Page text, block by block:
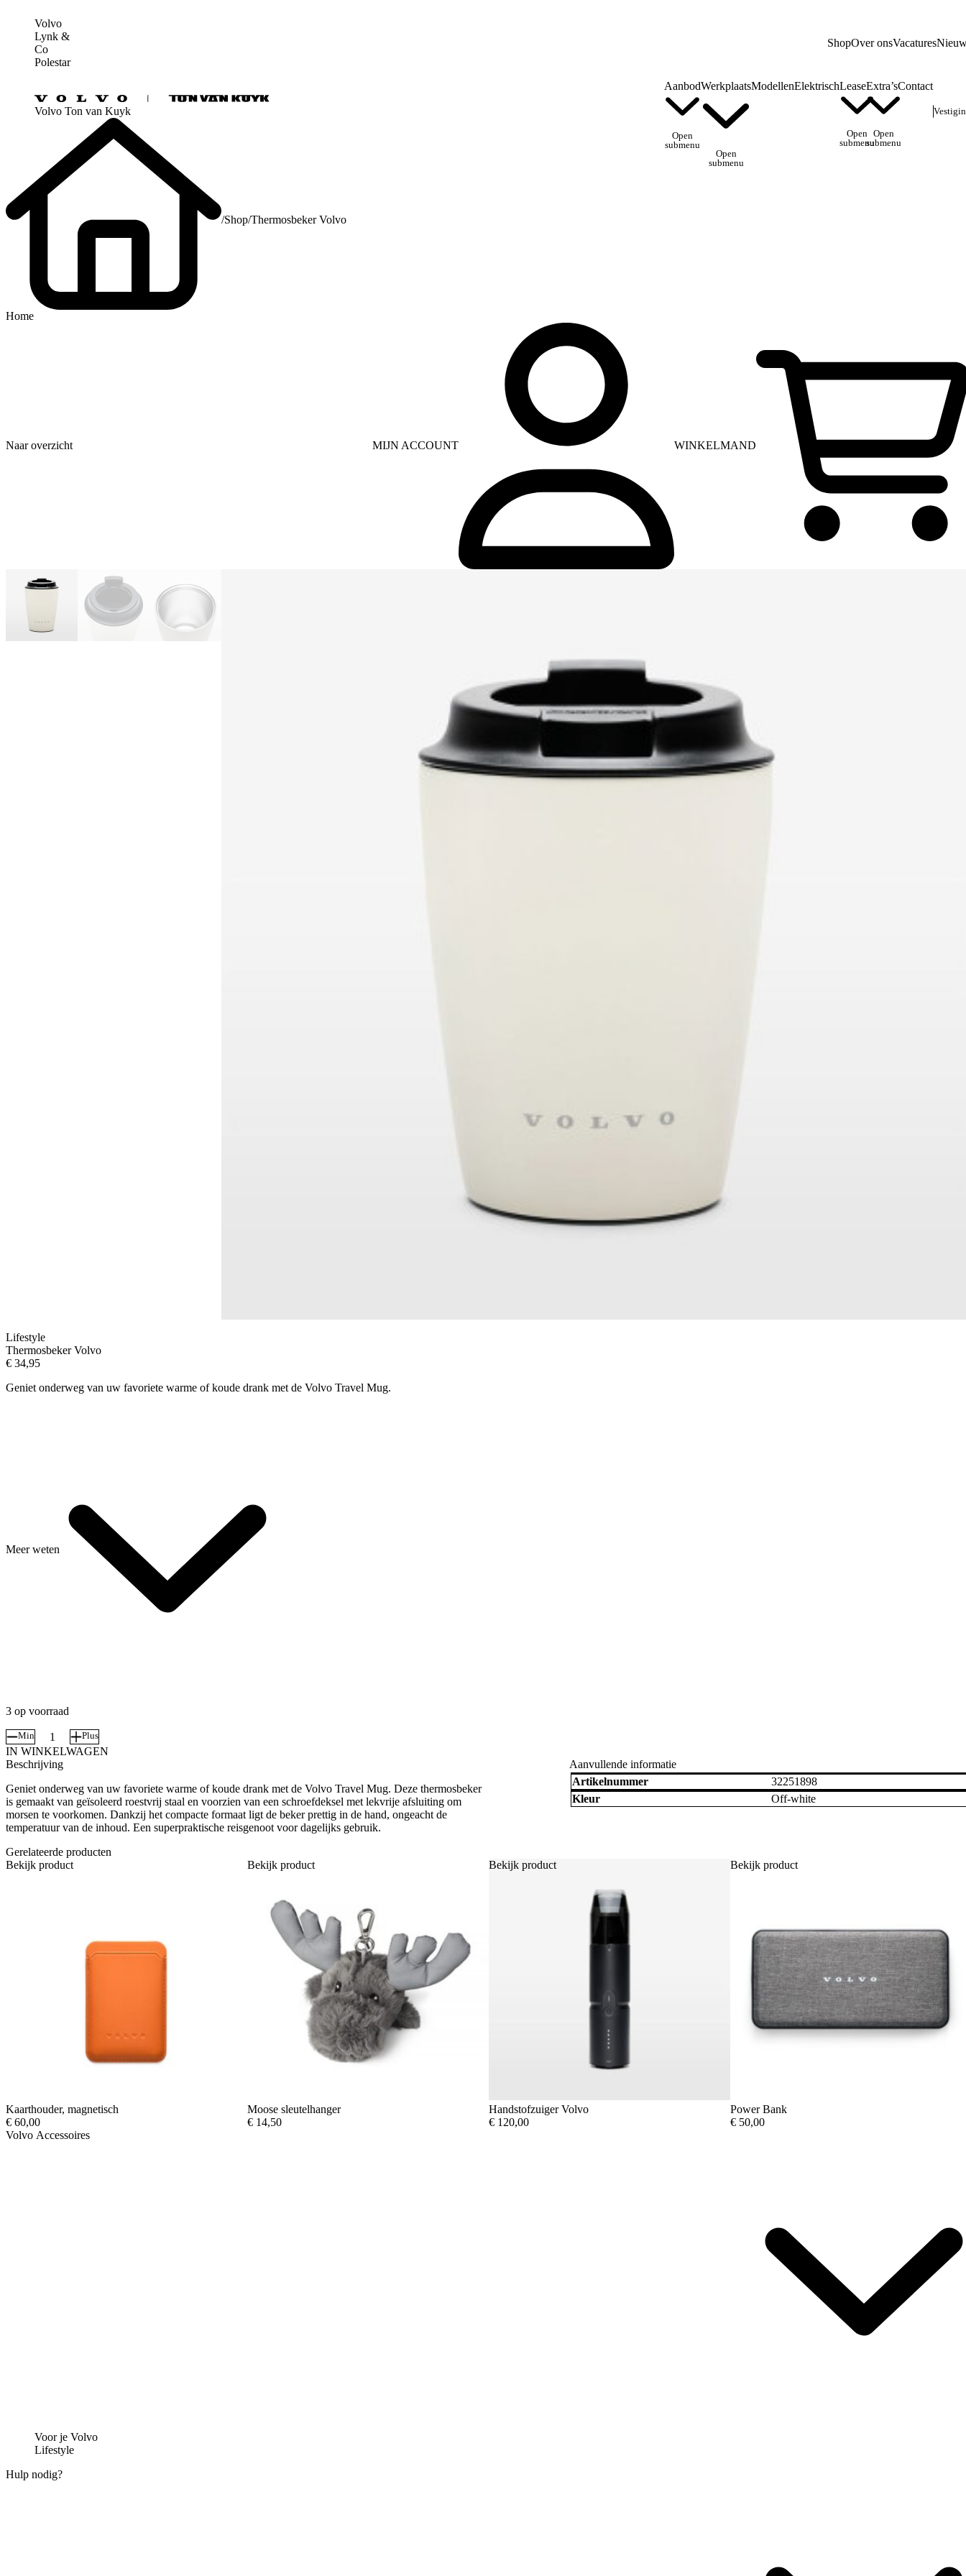
Volvo
Lynk &
Co
Polestar
ShopOver onsVacatures
Volvo Ton van Kuyk
Aanbod
Open
submenu
Werkplaats
Open
submenu
ModellenElektrischLease
Open
submenu
Extra’s
Open
submenu
Contact
Home
/Shop/Thermosbeker Volvo
Naar overzicht MIJN ACCOUNT WINKELMAND
Lifestyle
Thermosbeker Volvo
€ 34,95
Geniet onderweg van uw favoriete warme of koude drank met de Volvo Travel Mug.
Meer weten
3 op voorraad
Thermosbeker
Volvo
aantal
Plus
Min
IN WINKELWAGEN
Beschrijving
Geniet onderweg van uw favoriete warme of koude drank met de Volvo Travel Mug. Deze thermosbeker
is gemaakt van geïsoleerd roestvrij staal en voorzien van een schroefdeksel met lekvrije afsluiting om
morsen te voorkomen. Dankzij het compacte formaat ligt de beker prettig in de hand, ongeacht de
temperatuur van de inhoud. Een superpraktische reisgenoot voor dagelijks gebruik.
Aanvullende informatie
Artikelnummer
32251898
Kleur
Off-white
Gerelateerde producten
Bekijk product
Kaarthouder, magnetisch
€ 60,00
Bekijk product
Moose sleutelhanger
€ 14,50
Bekijk product
Handstofzuiger Volvo
€ 120,00
Bekijk product
Power Bank
€ 50,00
Volvo Accessoires
Voor je Volvo
Lifestyle
Hulp nodig?